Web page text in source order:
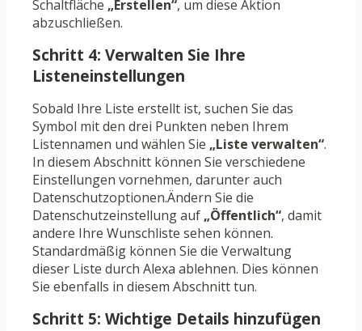
Schaltfläche „Erstellen“, um diese Aktion
abzuschließen.
Schritt 4: Verwalten Sie Ihre
Listeneinstellungen
Sobald Ihre Liste erstellt ist, suchen Sie das
Symbol mit den drei Punkten neben Ihrem
Listennamen und wählen Sie „Liste verwalten“.
In diesem Abschnitt können Sie verschiedene
Einstellungen vornehmen, darunter auch
Datenschutzoptionen.Ändern Sie die
Datenschutzeinstellung auf „Öffentlich“, damit
andere Ihre Wunschliste sehen können.
Standardmäßig können Sie die Verwaltung
dieser Liste durch Alexa ablehnen. Dies können
Sie ebenfalls in diesem Abschnitt tun.
Schritt 5: Wichtige Details hinzufügen